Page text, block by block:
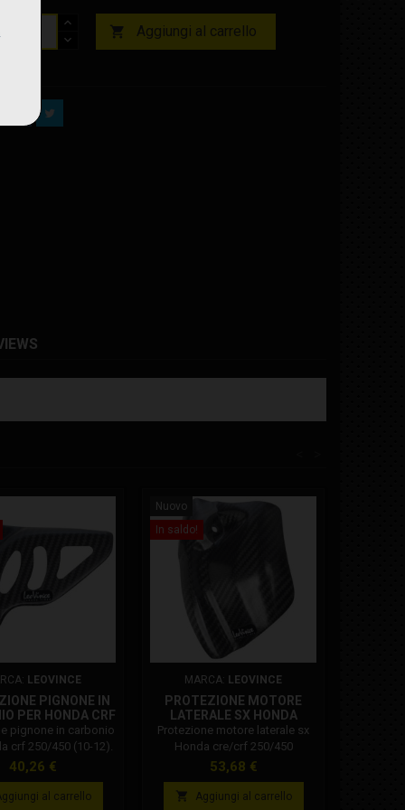
 Aggiungi al carrello
LEOVINCE
PIGNONE IN
PER HONDA CRF
450 (10-12)
pignone in carbonio
crf 250/450 (10-12).
Protezione
carbonio per Honda
I E. dal 2010 al 2013.
Prezzo
40,26 €
al carrello
Nuovo
In saldo!
MARCA: LEOVINCE
PROTEZIONE MOTORE
LATERALE SX HONDA
CRE/CRF 250/450
Protezione motore laterale sx
Honda cre/crf 250/450
Prezzo
53,68 €
 Aggiungi al carrello